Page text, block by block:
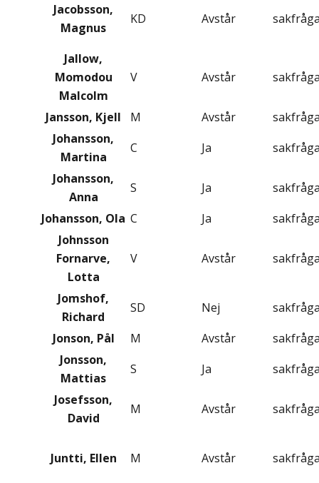
Jacobsson,
Magnus
KD Avstår
Jallow,
Momodou
Malcolm
V Avstår
Jansson, Kjell M Avstår
Johansson,
Martina
C Ja
Johansson,
Anna
S Ja
Johansson, Ola C Ja
Johnsson
Fornarve,
Lotta
V Avstår
Jomshof,
Richard
SD Nej
Jonson, Pål
M Avstår
Jonsson,
Mattias
S Ja
Josefsson,
David
M Avstår
Juntti, Ellen M Avstår